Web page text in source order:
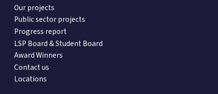
Our projects
Public sector projects
Progress report
LSP Board & Student Board
Award Winners
Contact us
Locations